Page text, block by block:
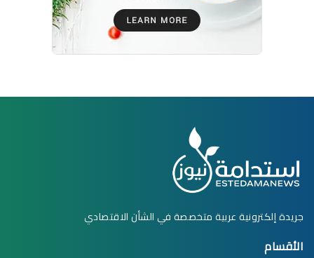
جريدة إلكترونية عربية متخصصة في الشأن الاقتصادي
الأقسام